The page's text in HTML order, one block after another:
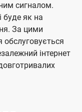
сигналом.
буде як на
За цими
інтернет